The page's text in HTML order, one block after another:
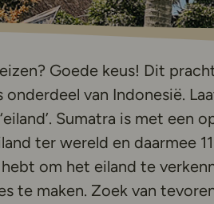
Goede keus! Dit
van Indonesië.
Sumatra is met een
ter wereld en daarmee
om het eiland te
te maken. Zoek van